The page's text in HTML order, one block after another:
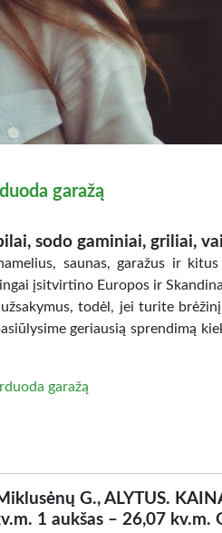
garažą
sodo gaminiai, griliai,
saunas, garažus ir
įsitvirtino Europos ir
todėl, jei turite
geriausią sprendimą
garažą
G., ALYTUS.
1 aukšas – 26,07 kv.m.